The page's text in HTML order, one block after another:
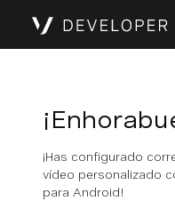
¡Has configurado
vídeo personalizado
para Android!